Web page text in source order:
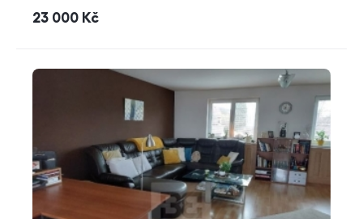
cena
23 000 Kč